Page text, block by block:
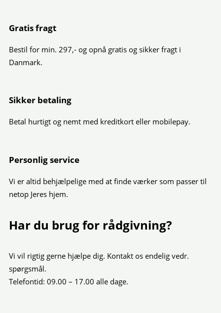
Gratis fragt
Bestil for min. 297,- og opnå gratis og sikker fragt i
Danmark.
Sikker betaling
Betal hurtigt og nemt med kreditkort eller mobilepay.
Personlig service
Vi er altid behjælpelige med at finde værker som passer til
netop Jeres hjem.
Har du brug for rådgivning?
Vi vil rigtig gerne hjælpe dig. Kontakt os endelig vedr.
spørgsmål.
Telefontid: 09.00 – 17.00 alle dage.